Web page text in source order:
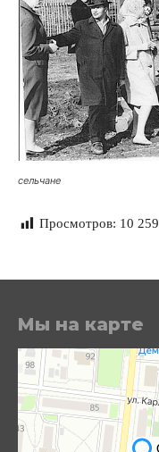
сельчане
Просмотров: 10 259
Мы на карте